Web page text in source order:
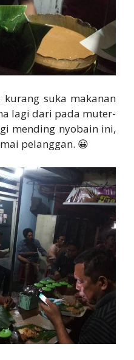
kurang suka makanan
lagi dari pada muter-
mending nyobain ini,
pelanggan. 😀